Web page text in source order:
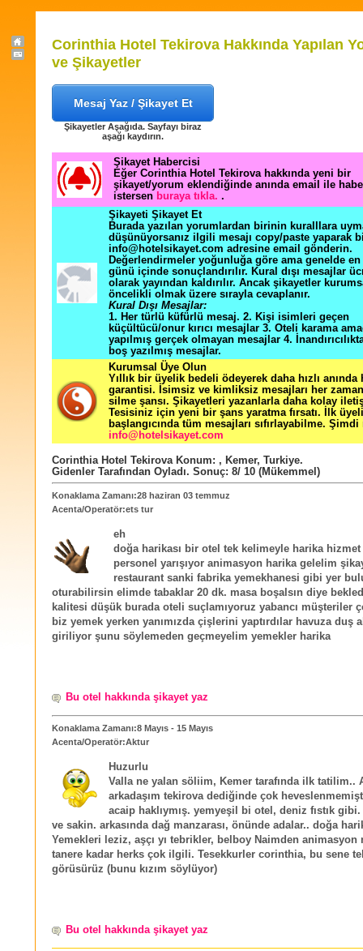
Corinthia Hotel Tekirova Hakkında Yapılan
ve Şikayetler
Mesaj Yaz / Şikayet Et
Şikayetler Aşağıda. Sayfayı biraz
aşağı kaydırın.
Şikayet Habercisi
Eğer Corinthia Hotel Tekirova hakkında yeni bir
şikayet/yorum eklendiğinde anında email ile
istersen buraya tıkla. .
Şikayeti Şikayet Et
Burada yazılan yorumlardan birinin kuralllara
düşünüyorsanız ilgili mesajı copy/paste yaparak
info@hotelsikayet.com adresine email gönderin.
Değerlendirmeler yoğunluğa göre ama genelde
günü içinde sonuçlandırılır. Kural dışı mesajlar
olarak yayından kaldırılır. Ancak şikayetler
öncelikli olmak üzere sırayla cevaplanır.
Kural Dışı Mesajlar:
1. Her türlü küfürlü mesaj. 2. Kişi isimleri geçen
küçültücü/onur kırıcı mesajlar 3. Oteli karama
yapılmış gerçek olmayan mesajlar 4.
boş yazılmış mesajlar.
Kurumsal Üye Olun
Yıllık bir üyelik bedeli ödeyerek daha hızlı
garantisi. İsimsiz ve kimliksiz mesajları her zaman
silme şansı. Şikayetleri yazanlarla daha kolay
Tesisiniz için yeni bir şans yaratma fırsatı. İlk
başlangıcında tüm mesajları sıfırlayabilme. Şimdi
info@hotelsikayet.com
Corinthia Hotel TekirovaKonum: , Kemer, Turkiye.
Gidenler Tarafından Oyladı. Sonuç: 8/ 10 (Mükemmel)
Konaklama Zamanı:28 haziran 03 temmuz
Acenta/Operatör:ets tur
eh
doğa harikası bir otel tek kelimeyle harika hizmet
personel yarışıyor animasyon harika gelelim
restaurant sanki fabrika yemekhanesi gibi yer
oturabilirsin elimde tabaklar 20 dk. masa boşalsın diye
kalitesi düşük burada oteli suçlamıyoruz yabancı müşteriler
biz yemek yerken yanımızda çişlerini yaptırdılar havuza duş
giriliyor şunu söylemeden geçmeyelim yemekler harika
Bu otel hakkında şikayet yaz
Konaklama Zamanı:8 Mayıs - 15 Mayıs
Acenta/Operatör:Aktur
Huzurlu
Valla ne yalan söliim, Kemer tarafında ilk tatilim..
arkadaşım tekirova dediğinde çok
acaip haklıymış. yemyeşil bi otel, deniz fıstık
ve sakin. arkasında dağ manzarası, önünde adalar.. doğa
Yemekleri leziz, aşçı yı tebrikler, belboy Naimden animasyon
tanere kadar herks çok ilgili. Tesekkurler corinthia, bu sene
görüsürüz (bunu kızım söylüyor)
Bu otel hakkında şikayet yaz